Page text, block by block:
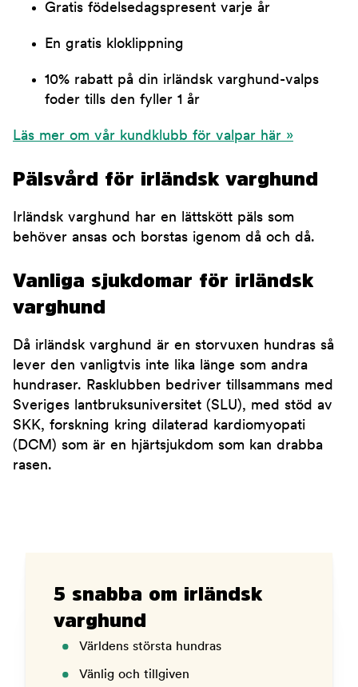
Gratis födelsedagspresent varje år
En gratis kloklippning
10% rabatt på din irländsk varghund-valps
foder tills den fyller 1 år
Läs mer om vår kundklubb för valpar här »
Pälsvård för irländsk varghund
Irländsk varghund har en lättskött päls som
behöver ansas och borstas igenom då och då.
Vanliga sjukdomar för irländsk
varghund
Då irländsk varghund är en storvuxen hundras så
lever den vanligtvis inte lika länge som andra
hundraser. Rasklubben bedriver tillsammans med
Sveriges lantbruksuniversitet (SLU), med stöd av
SKK, forskning kring dilaterad kardiomyopati
(DCM) som är en hjärtsjukdom som kan drabba
rasen.
5 snabba om irländsk
varghund
Världens största hundras
Vänlig och tillgiven